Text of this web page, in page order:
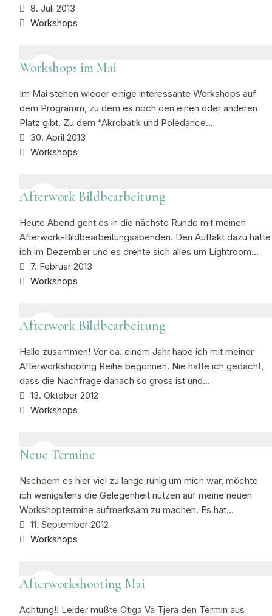
8. Juli 2013
Workshops
Workshops im Mai
Im Mai stehen wieder einige interessante Workshops auf
dem Programm, zu dem es noch den einen oder anderen
Platz gibt. Zu dem “Akrobatik und Poledance…
30. April 2013
Workshops
Afterwork Bildbearbeitung
Heute Abend geht es in die nächste Runde mit meinen
Afterwork-Bildbearbeitungsabenden. Den Auftakt dazu hatte
ich im Dezember und es drehte sich alles um Lightroom…
7. Februar 2013
Workshops
Afterwork Bildbearbeitung
Hallo zusammen! Vor ca. einem Jahr habe ich mit meiner
Afterworkshooting Reihe begonnen. Nie hätte ich gedacht,
dass die Nachfrage danach so gross ist und…
13. Oktober 2012
Workshops
Neue Termine
Nachdem es hier viel zu lange ruhig um mich war, möchte
ich wenigstens die Gelegenheit nutzen auf meine neuen
Workshoptermine aufmerksam zu machen. Es hat…
11. September 2012
Workshops
Afterworkshooting Mai
Achtung!! Leider mußte Otiga Va Tjera den Termin aus